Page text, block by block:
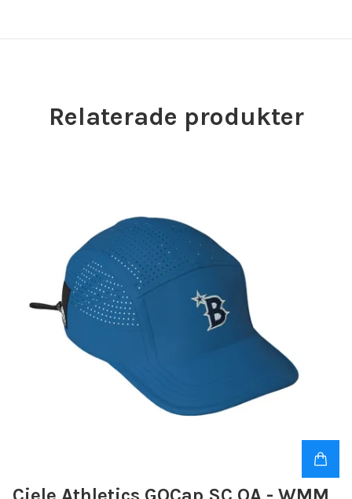
Relaterade produkter